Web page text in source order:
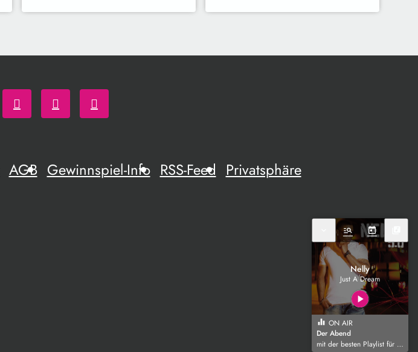
AGB Gewinnspiel-Info RSS-Feed Privatsphäre
manage_search today
Nelly
Just A Dream
play_arrow
equalizer ON AIR
Der Abend
mit der besten Playlist für die Region